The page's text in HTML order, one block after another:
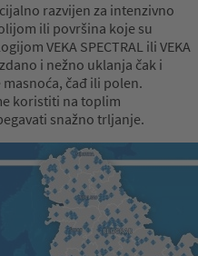
razvijen za intenzivno
ili površina koje su
VEKA SPECTRAL ili VEKA
i nežno uklanja čak i
čađ ili polen.
koristiti na toplim
snažno trljanje.